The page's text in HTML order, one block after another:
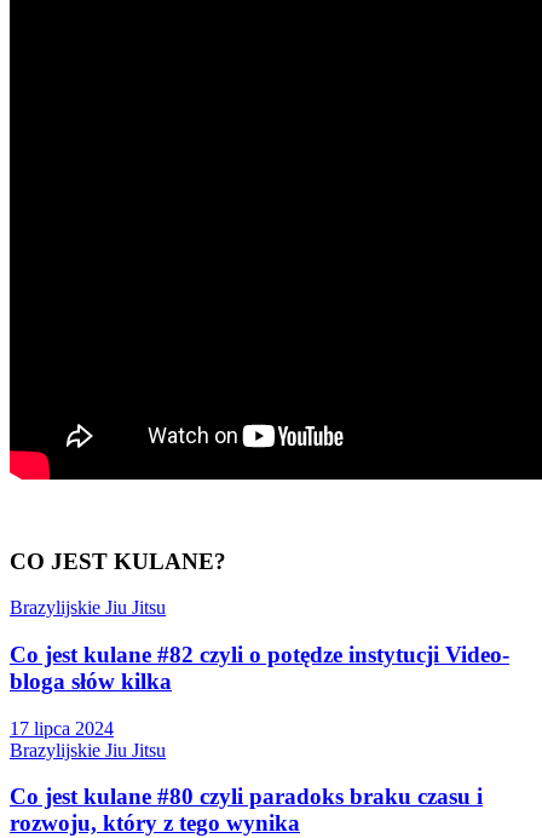
CO JEST KULANE?
Brazylijskie Jiu Jitsu
Co jest kulane #82 czyli o potędze instytucji Video-
bloga słów kilka
17 lipca 2024
Brazylijskie Jiu Jitsu
Co jest kulane #80 czyli paradoks braku czasu i
rozwoju, który z tego wynika